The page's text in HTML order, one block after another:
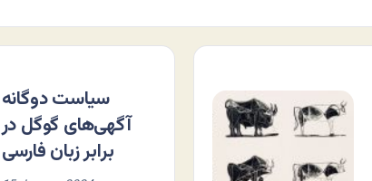
سیاست دوگانه
آگهی‌های گوگل در
برابر زبان فارسی